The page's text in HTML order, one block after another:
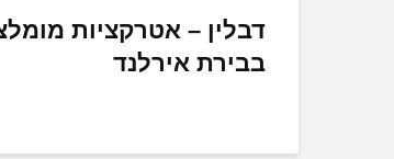
דבלין – אטרקציות
בבירת אירלנד